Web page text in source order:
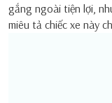
gắng ngoài tiện lợi,
miêu tả chiếc xe này